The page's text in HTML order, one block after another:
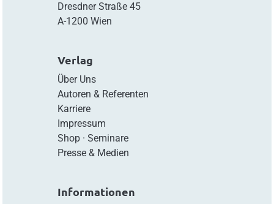
Dresdner Straße 45
A-1200 Wien
Verlag
Über Uns
Autoren & Referenten
Karriere
Impressum
Shop· Seminare
Presse & Medien
Informationen